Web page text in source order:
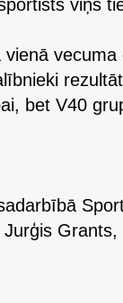
viņš
bet V40